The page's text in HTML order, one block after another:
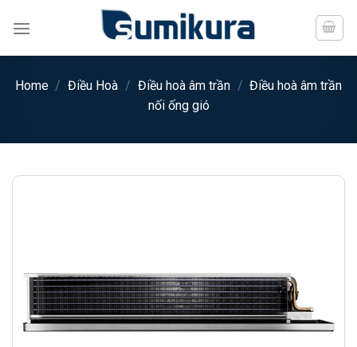
đến
Home / Điều Hoà / Điều hoà âm trần / Điều hoà âm trần
nối ống gió